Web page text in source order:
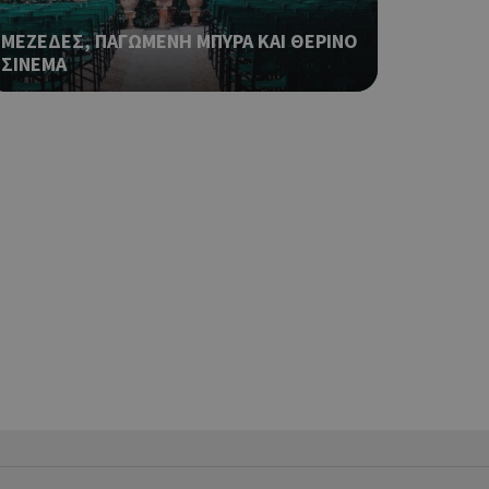
ΜΕΖΕΔΕΣ, ΠΑΓΩΜΕΝΗ ΜΠΥΡΑ ΚΑΙ ΘΕΡΙΝΟ
ΣΙΝΕΜΑ
να
τη χρήση του
δηλαδή να
δηλαδή να
στον χρήστη
είναι το